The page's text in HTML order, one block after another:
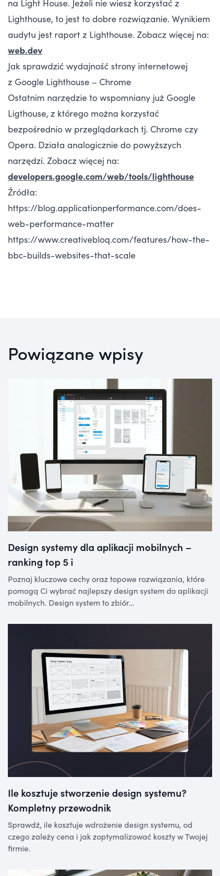
na Light House. Jeżeli nie wiesz korzystać z
Lighthouse, to jest to dobre rozwiązanie. Wynikiem
audytu jest raport z Lighthouse. Zobacz więcej na:
web.dev
Jak sprawdzić wydajność strony internetowej
z Google Lighthouse – Chrome
Ostatnim narzędzie to wspomniany już Google
Ligthouse, z którego można korzystać
bezpośrednio w przeglądarkach tj. Chrome czy
Opera. Działa analogicznie do powyższych
narzędzi. Zobacz więcej na:
developers.google.com/web/tools/lighthouse
Źródła:
https://blog.applicationperformance.com/does-
web-performance-matter
https://www.creativebloq.com/features/how-the-
bbc-builds-websites-that-scale
Powiązane wpisy
Design systemy dla aplikacji mobilnych –
ranking top 5 i
Poznaj kluczowe cechy oraz topowe rozwiązania, które
pomogą Ci wybrać najlepszy design system do aplikacji
mobilnych. Design system to zbiór…
Ile kosztuje stworzenie design systemu?
Kompletny przewodnik
Sprawdź, ile kosztuje wdrożenie design systemu, od
czego zależy cena i jak zoptymalizować koszty w Twojej
firmie.